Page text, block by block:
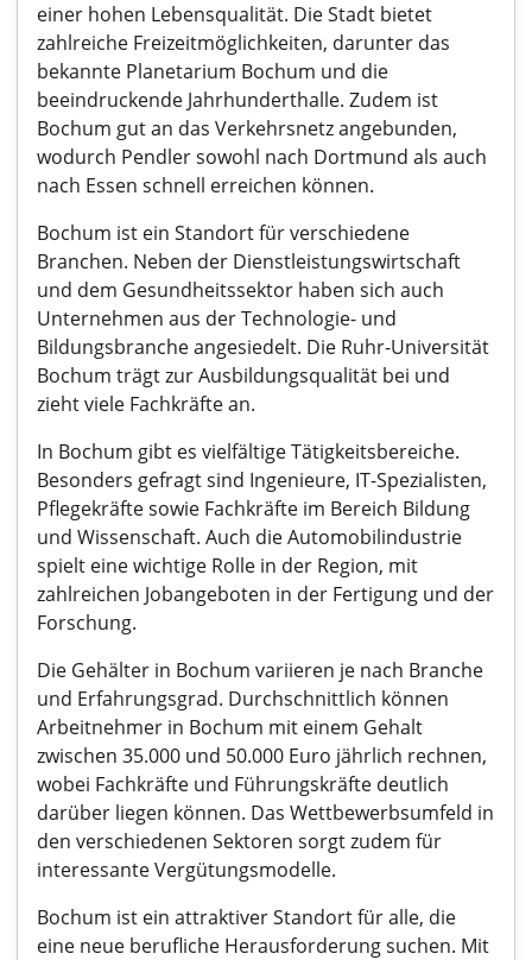
einer hohen Lebensqualität. Die Stadt bietet
zahlreiche Freizeitmöglichkeiten, darunter das
bekannte Planetarium Bochum und die
beeindruckende Jahrhunderthalle. Zudem ist
Bochum gut an das Verkehrsnetz angebunden,
wodurch Pendler sowohl nach Dortmund als auch
nach Essen schnell erreichen können.
Bochum ist ein Standort für verschiedene
Branchen. Neben der Dienstleistungswirtschaft
und dem Gesundheitssektor haben sich auch
Unternehmen aus der Technologie- und
Bildungsbranche angesiedelt. Die Ruhr-Universität
Bochum trägt zur Ausbildungsqualität bei und
zieht viele Fachkräfte an.
In Bochum gibt es vielfältige Tätigkeitsbereiche.
Besonders gefragt sind Ingenieure, IT-Spezialisten,
Pflegekräfte sowie Fachkräfte im Bereich Bildung
und Wissenschaft. Auch die Automobilindustrie
spielt eine wichtige Rolle in der Region, mit
zahlreichen Jobangeboten in der Fertigung und der
Forschung.
Die Gehälter in Bochum variieren je nach Branche
und Erfahrungsgrad. Durchschnittlich können
Arbeitnehmer in Bochum mit einem Gehalt
zwischen 35.000 und 50.000 Euro jährlich rechnen,
wobei Fachkräfte und Führungskräfte deutlich
darüber liegen können. Das Wettbewerbsumfeld in
den verschiedenen Sektoren sorgt zudem für
interessante Vergütungsmodelle.
Bochum ist ein attraktiver Standort für alle, die
eine neue berufliche Herausforderung suchen. Mit